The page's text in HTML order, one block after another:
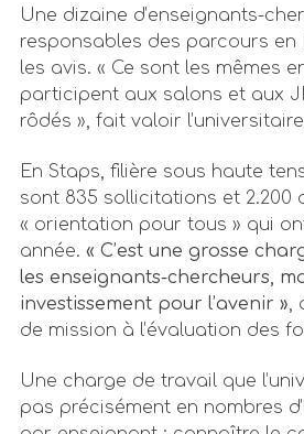
Une dizaine d’enseignants-
responsables des parcours en
les avis. « Ce sont les mêmes
participent aux salons et aux
rôdés », fait valoir
En Staps, filière sous haute
sont 835 sollicitations et 2.200
« orientation pour tous » qui
année. « C’est une grosse
les enseignants-chercheurs,
investissement pour l’avenir »,
de mission à l’évaluation des
Une charge de travail que
pas précisément en nombres